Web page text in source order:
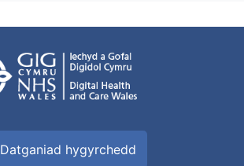
Datganiad hygyrchedd